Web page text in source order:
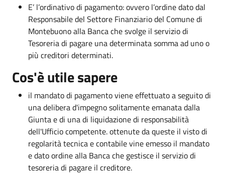
E’ l’ordinativo di pagamento: ovvero l’ordine dato dal
Responsabile del Settore Finanziario del Comune di
Montebuono alla Banca che svolge il servizio di
Tesoreria di pagare una determinata somma ad uno o
più creditori determinati.
Cos'è utile sapere
il mandato di pagamento viene effettuato a seguito di
una delibera d'impegno solitamente emanata dalla
Giunta e di una di liquidazione di responsabilità
dell'Ufficio competente. ottenute da queste il visto di
regolarità tecnica e contabile vine emesso il mandato
e dato ordine alla Banca che gestisce il servizio di
tesoreria di pagare il creditore.